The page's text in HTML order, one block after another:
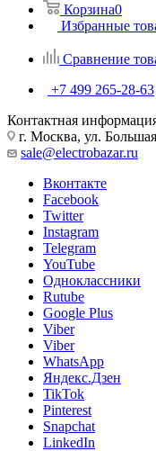
Корзина0
Избранные
Сравнение
+7 499 265-28-63
Контактная
г. Москва, ул.
sale@electrobazar.ru
Вконтакте
Facebook
Twitter
Instagram
Telegram
YouTube
Одноклассники
Rutube
Google Plus
Viber
Viber
WhatsApp
Яндекс.Дзен
TikTok
Pinterest
Snapchat
LinkedIn